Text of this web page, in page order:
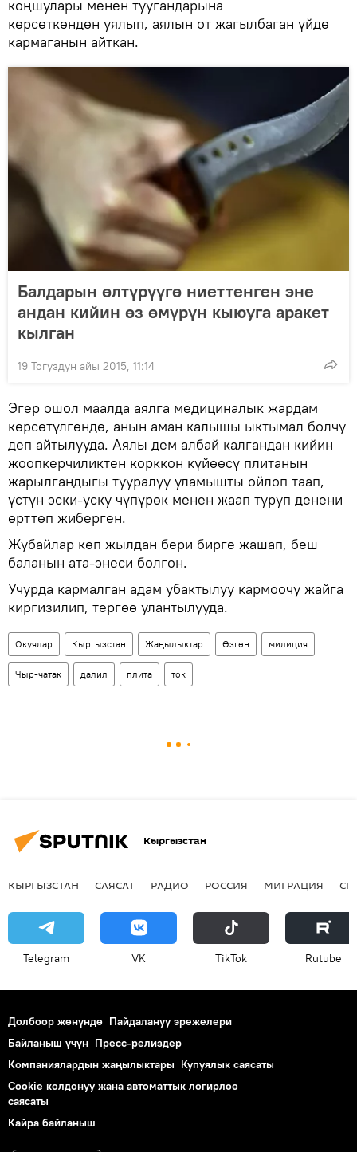
коңшулары менен туугандарына
көрсөткөндөн уялып, аялын от жагылбаган үйдө
кармаганын айткан.
Балдарын өлтүрүүгө ниеттенген эне
андан кийин өз өмүрүн кыюуга аракет
кылган
19 Тогуздун айы 2015, 11:14
Эгер ошол маалда аялга медициналык жардам
көрсөтүлгөндө, анын аман калышы ыктымал болчу
деп айтылууда. Аялы дем албай калгандан кийин
жоопкерчиликтен корккон күйөөсү плитанын
жарылгандыгы тууралуу уламышты ойлоп таап,
үстүн эски-уску чүпүрөк менен жаап туруп денени
өрттөп жиберген.
Жубайлар көп жылдан бери бирге жашап, беш
баланын ата-энеси болгон.
Учурда кармалган адам убактылуу кармоочу жайга
киргизилип, тергөө улантылууда.
Окуялар Кыргызстан Жаңылыктар Өзгөн милиция
Чыр-чатак далил плита ток
Кыргызстан
КЫРГЫЗСТАН САЯСАТ РАДИО РОССИЯ МИГРАЦИЯ
Telegram VK ТikТоk Rutube
Долбоор жөнүндө Пайдалануу эрежелери
Байланыш үчүн Пресс-релиздер
Компаниялардын жаңылыктары Купуялык саясаты
Cookie колдонуу жана автоматтык логирлөө
саясаты
Кайра байланыш